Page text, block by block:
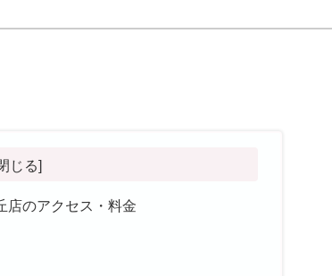
店のアクセス・料金